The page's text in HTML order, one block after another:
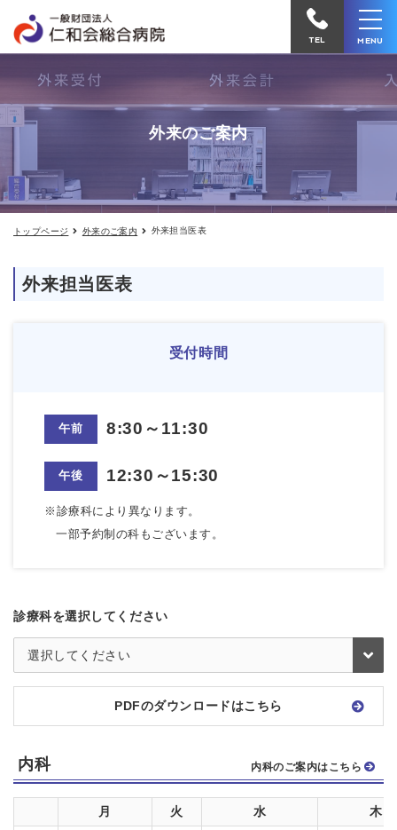
当
合
へ
電
TEL MENU
外来のご案内
トップページ 外来のご案内 外来担当医表
外来担当医表
受付時間
午前 8:30～11:30
午後 12:30～15:30
※診療科により異なります。
一部予約制の科もございます。
診療科を選択してください
PDFのダウンロードはこちら
内科 内科のご案内はこちら
月 火 水 木